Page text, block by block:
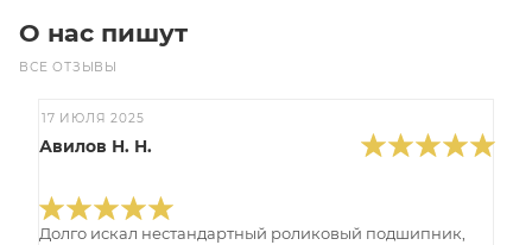
О нас пишут
ВСЕ ОТЗЫВЫ
17 ИЮЛЯ 2025
Авилов Н. Н.
Долго искал нестандартный роликовый подшипник,